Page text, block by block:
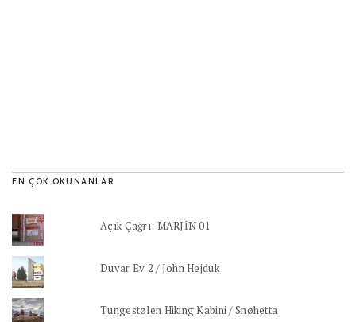
EN ÇOK OKUNANLAR
Açık Çağrı: MARJİN 01
Duvar Ev 2 / John Hejduk
Tungestølen Hiking Kabini / Snøhetta